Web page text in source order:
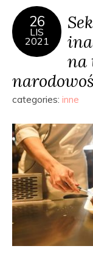
26
LIS
2021
na
categories: inne